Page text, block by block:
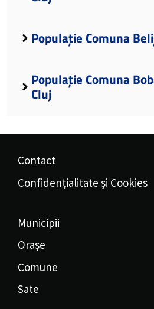
Populație Comuna
Populație Comuna
Cluj
Contact
Confidențialitate și Cookies
Municipii
Orașe
Comune
Sate